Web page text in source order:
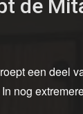
de
een deel
nog